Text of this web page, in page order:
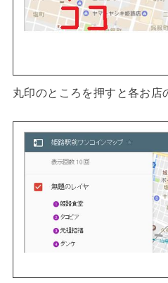
丸印のところを押すと各お店